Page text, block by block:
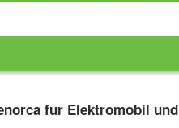
fur Elektromobil und